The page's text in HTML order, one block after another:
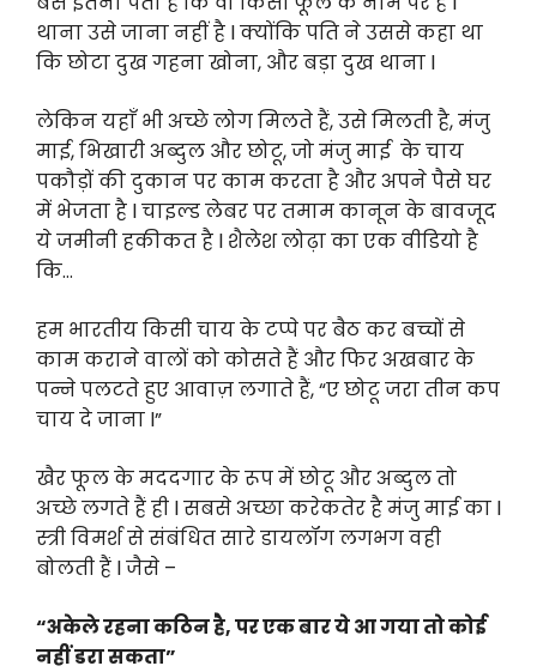
थाना उसे जाना नहीं है l क्योंकि पति ने उससे कहा था
कि छोटा दुख गहना खोना, और बड़ा दुख थाना l
लेकिन यहाँ भी अच्छे लोग मिलते हैं, उसे मिलती है, मंजु
माई, भिखारी अब्दुल और छोटू, जो मंजु माई के चाय
पकौड़ों की दुकान पर काम करता है और अपने पैसे घर
में भेजता है l चाइल्ड लेबर पर तमाम कानून के बावजूद
ये जमीनी हकीकत है l शैलेश लोढ़ा का एक वीडियो है
कि…
हम भारतीय किसी चाय के टप्पे पर बैठ कर बच्चों से
काम कराने वालों को कोसते हैं और फिर अखबार के
पन्ने पलटते हुए आवाज़ लगाते हैं, “ए छोटू जरा तीन कप
चाय दे जाना l”
खैर फूल के मददगार के रूप में छोटू और अब्दुल तो
अच्छे लगते हैं ही l सबसे अच्छा करेकतेर है मंजु माई का l
स्त्री विमर्श से संबंधित सारे डायलॉग लगभग वही
बोलती हैं l जैसे –
“अकेले रहना कठिन है, पर एक बार ये आ गया तो कोई
नहीं डरा सकता”